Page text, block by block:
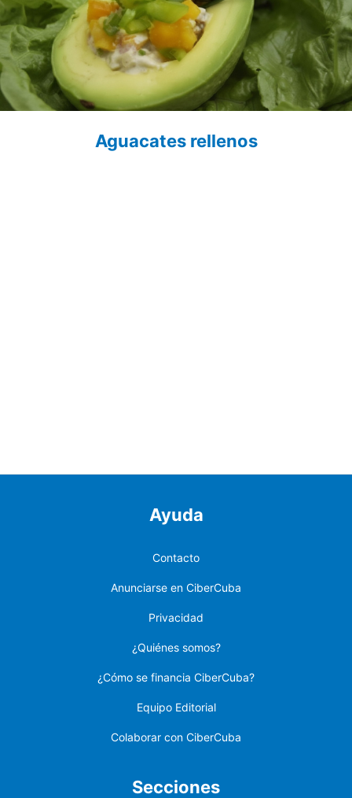
Aguacates rellenos
Ayuda
Contacto
Anunciarse en CiberCuba
Privacidad
¿Quiénes somos?
¿Cómo se financia CiberCuba?
Equipo Editorial
Colaborar con CiberCuba
Secciones